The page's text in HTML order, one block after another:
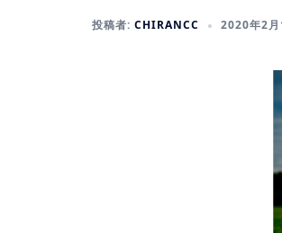
投稿者: CHIRANCC 2020年2月